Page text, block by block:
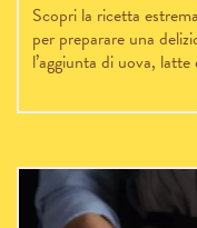
Scopri la ricetta
per preparare una
l’aggiunta di uova,